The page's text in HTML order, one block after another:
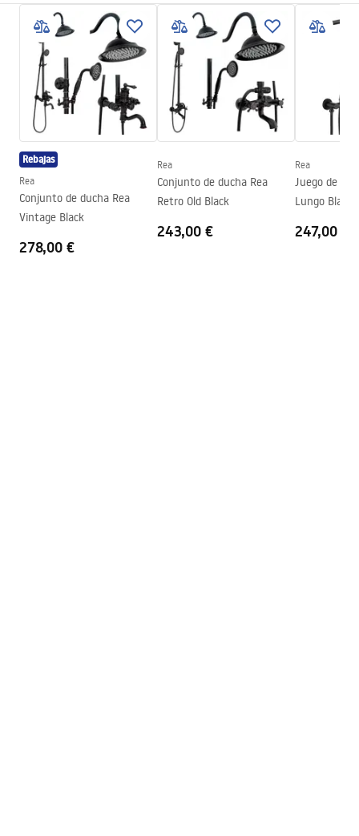
Tipo de cabina
Esquina
Color del vidrio
Transparent 6mm
Método de apertura
Inclinable
Seria
Montaje
En el plato de ducha o en el
Altura
Dirección de la cabina
Izquierda o Derecha
Garantía
2 años
Sí, en un lado del panel
Warunki bezpieczeństwa
WARUNKI BEZPIECZENSTWA KABINY DRZWI
PARAWANY.pdf
Instrukcja montażu
Instrukcja montażu kabiny Atlas.pdf
Rebajas
Rea
Conjunto de ducha Rea
Vintage Black
278,00 €
Rea
Conjunto de ducha Rea
Retro Old Black
243,00 €
Rea
Juego de
Lungo Black
247,00 €